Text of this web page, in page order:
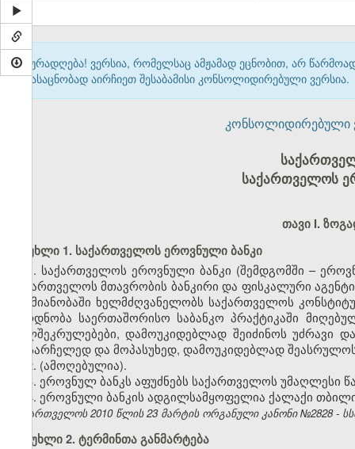
ყურადღება! ვერსია, რომელსაც ამჟამად ეცნობით, არ
გასაცნობად აირჩიეთ შესაბამისი კონსოლიდირებული ვერსია.
კონსოლიდირებული
საქართველოს
თავი I.
მუხლი 1. საქართველოს ეროვნული ბანკი
1. საქართველოს ეროვნული ბანკი (შემდგომში –
საქართველოს მთავრობის ბანკირი და ფისკალური
საქმიანობაში ხელმძღვანელობს საქართველოს
ეყრდნობა საერთაშორისო საბანკო პრაქტიკაში
ხელშეკრულებები, დამოუკიდებლად შეიძინოს უძრავი
მოსარჩელედ და მოპასუხედ, დამოუკიდებლად
2. (ამოღებულია).
3. ეროვნულ ბანკს აფუძნებს საქართველოს
4. ეროვნული ბანკის ადგილსამყოფელია ქალაქი
საქართველოს 2010 წლის 23 მარტის ორგანული კანონი №2828 -
მუხლი 2. ტერმინთა განმარტება